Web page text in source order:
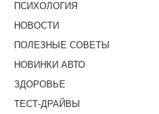
ПСИХОЛОГИЯ
НОВОСТИ
ПОЛЕЗНЫЕ СОВЕТЫ
НОВИНКИ АВТО
ЗДОРОВЬЕ
ТЕСТ-ДРАЙВЫ